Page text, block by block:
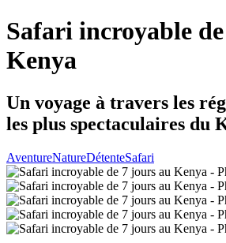
Safari incroyable
Kenya
Un voyage à travers les
les plus spectaculaires du
AventureNatureDétenteSafari